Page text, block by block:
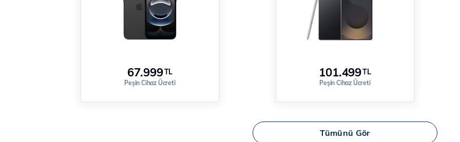
67.999TL
Peşin Cihaz Ücreti
101.499TL
Peşin Cihaz Ücreti
Tümünü Gör